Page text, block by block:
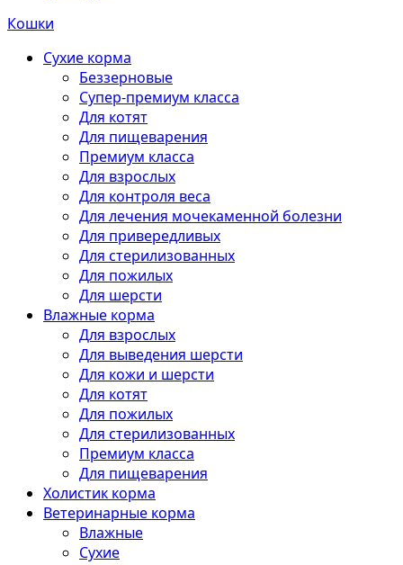
Кошки
Сухие корма
Беззерновые
Супер-премиум класса
Для котят
Для пищеварения
Премиум класса
Для взрослых
Для контроля веса
Для лечения мочекаменной болезни
Для привередливых
Для стерилизованных
Для пожилых
Для шерсти
Влажные корма
Для взрослых
Для выведения шерсти
Для кожи и шерсти
Для котят
Для пожилых
Для стерилизованных
Премиум класса
Для пищеварения
Холистик корма
Ветеринарные корма
Влажные
Сухие